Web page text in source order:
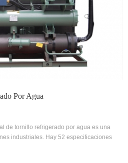
Por Agua
de tornillo refrigerado por agua es una
industriales. Hay 52 especificaciones